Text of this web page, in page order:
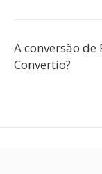
A conversão
Convertio?